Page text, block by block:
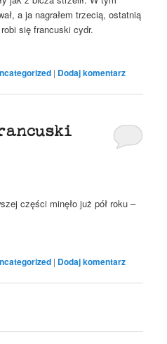
a ja nagrałem trzecią, ostatnią
się francuski cydr.
| Dodaj komentarz
części minęło już pół roku –
| Dodaj komentarz